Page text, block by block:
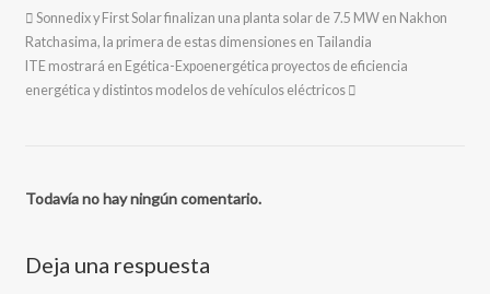
Sonnedix y First Solar finalizan una planta solar de 7.5 MW en Nakhon
Ratchasima, la primera de estas dimensiones en Tailandia
ITE mostrará en Egética-Expoenergética proyectos de eficiencia
energética y distintos modelos de vehículos eléctricos
Todavía no hay ningún comentario.
Deja una respuesta